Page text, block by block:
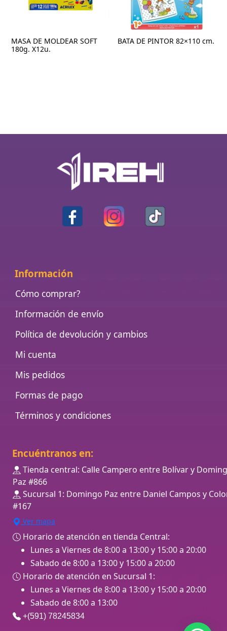
MASA DE MOLDEAR SOFT
180g. X12u.
BATA DE PINTOR 82×110 cm.
Información
Cómo comprar?
Información de envío
Política de devolución y cambios
Mi cuenta
Mis pedidos
Formas de pago
Términos y condiciones
Encuéntranos en:
Tienda central: Calle Campero entre Bolívar y
Paz #866
Sucursal 1: Domingo Paz entre Daniel Campos y
#167
Ver mapa
Horario de atención en tienda Central:
Lunes a Viernes de 8:00 a 13:00 y 15:00 a 20:00
Sabado de 8:00 a 13:00 y 15:00 a 20:00
Horario de atención en Sucursal 1:
Lunes a Viernes de 8:00 a 13:00 y 15:00 a 20:00
Sabado de 8:00 a 13:00
+(591) 78245834